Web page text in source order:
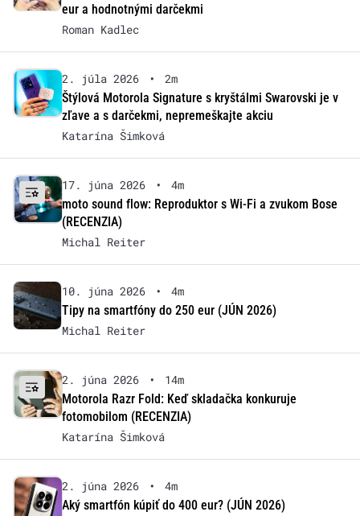
eur a hodnotnými darčekmi
Roman Kadlec
2. júla 2026 •
2m
Štýlová Motorola Signature s kryštálmi Swarovski je v
zľave a s darčekmi, nepremeškajte akciu
Katarína Šimková
17. júna 2026 •
4m
moto sound flow: Reproduktor s Wi-Fi a zvukom Bose
(RECENZIA)
Michal Reiter
10. júna 2026 •
4m
Tipy na smartfóny do 250 eur (JÚN 2026)
Michal Reiter
2. júna 2026 •
14m
Motorola Razr Fold: Keď skladačka konkuruje
fotomobilom (RECENZIA)
Katarína Šimková
2. júna 2026 •
4m
Aký smartfón kúpiť do 400 eur? (JÚN 2026)